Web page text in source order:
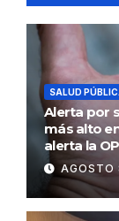
SALUD
Alerta por
más alto
alerta la